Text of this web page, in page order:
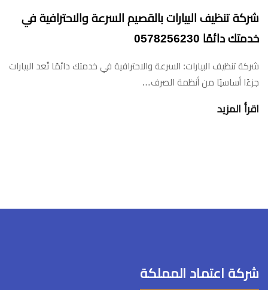
شركة تنظيف البيارات بالقصيم السرعة والاحترافية في
خدمتك دائمًا 0578256230
شركة تنظيف البيارات: السرعة والاحترافية في خدمتك دائمًا تُعد البيارات
جزءًا أساسيًا من أنظمة الصرف…
اقرأ المزيد
شركة اعتماد المملكة